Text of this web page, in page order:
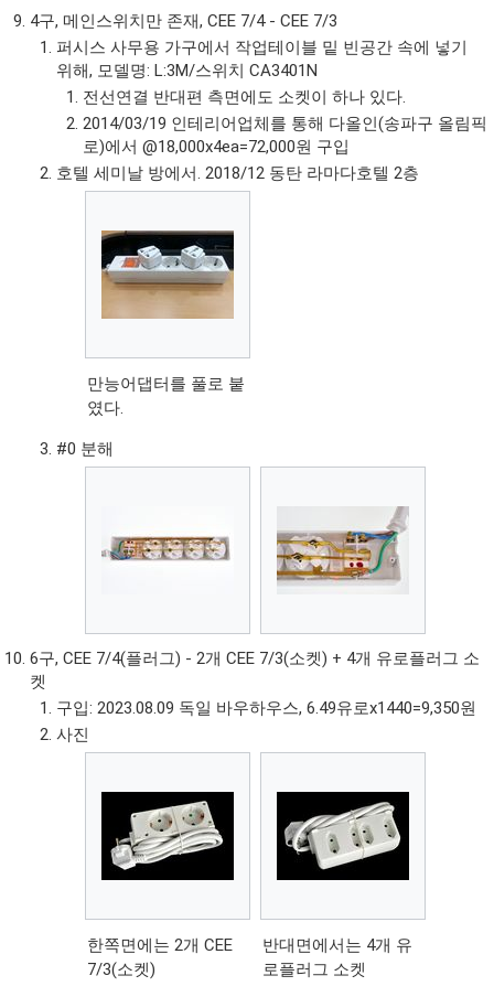
4구, 메인스위치만 존재, CEE 7/4 - CEE 7/3
퍼시스 사무용 가구에서 작업테이블 밑 빈공간 속에 넣기
위해, 모델명: L:3M/스위치 CA3401N
전선연결 반대편 측면에도 소켓이 하나 있다.
2014/03/19 인테리어업체를 통해 다올인(송파구 올림픽
로)에서 @18,000x4ea=72,000원 구입
호텔 세미날 방에서. 2018/12 동탄 라마다호텔 2층
만능어댑터를 풀로 붙
였다.
#0 분해
6구, CEE 7/4(플러그) - 2개 CEE 7/3(소켓) + 4개 유로플러그 소
켓
구입: 2023.08.09 독일 바우하우스, 6.49유로x1440=9,350원
사진
한쪽면에는 2개 CEE
7/3(소켓)
반대면에서는 4개 유
로플러그 소켓